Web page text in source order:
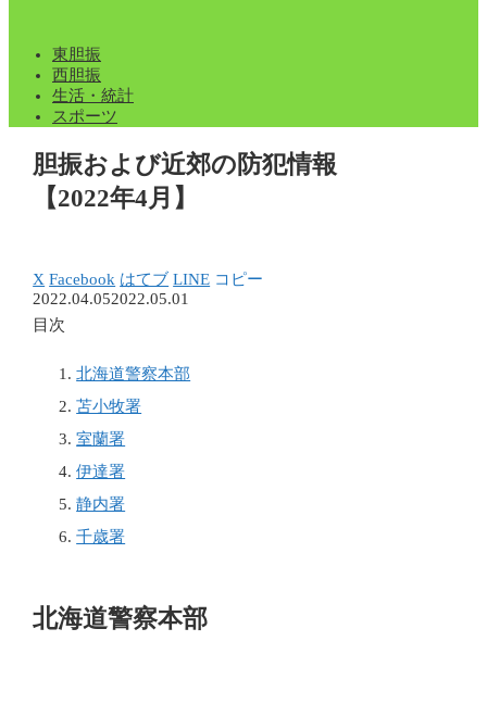
東胆振
西胆振
生活・統計
スポーツ
胆振および近郊の防犯情報
【2022年4月】
X Facebook はてブ LINE コピー
2022.04.052022.05.01
目次
北海道警察本部
苫小牧署
室蘭署
伊達署
静内署
千歳署
北海道警察本部